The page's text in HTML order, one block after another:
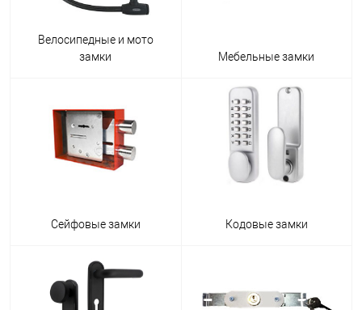
Велосипедные и мото
замки
Мебельные замки
Сейфовые замки Кодовые замки